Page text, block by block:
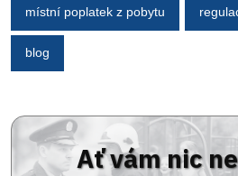
místní poplatek z pobytu
blog
Ať vám nic